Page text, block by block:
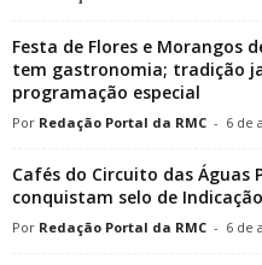
Festa de Flores e Morangos
tem gastronomia; tradição
programação especial
Redação Portal da RMC - 6 de
Cafés do Circuito das Águas
conquistam selo de
Redação Portal da RMC - 6 de